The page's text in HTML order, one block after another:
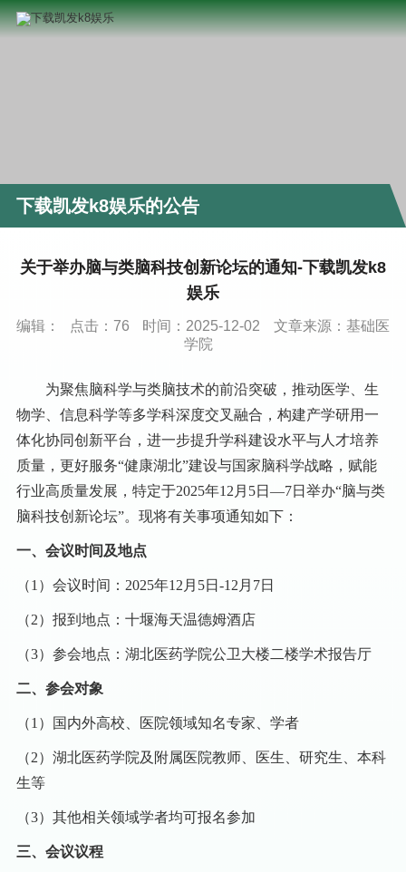
下载凯发k8娱乐的公告
关于举办脑与类脑科技创新论坛的通知-下载凯发k8
娱乐
编辑： 点击： 76 时间：2025-12-02
文章来源：基础医
学院
为聚焦脑科学与类脑技术的前沿突破，推动医学、生
物学、信息科学等多学科深度交叉融合，构建产学研用一
体化协同创新平台，进一步提升学科建设水平与人才培养
质量，更好服务“健康湖北”建设与国家脑科学战略，赋能
行业高质量发展，特定于2025年12月5日—7日举办“脑与类
脑科技创新论坛”。现将有关事项通知如下：
一、 会议时间及地点
（1） 会议时间： 2025年12月5日-12月7日
（2） 报到地点：十堰海天温德姆酒店
（3） 参会地点：湖北医药学院公卫大楼二楼学术报告厅
二、 参会对象
（1） 国内外高校、医院领域知名专家、学者
（2） 湖北医药学院及附属医院教师、医生、研究生、本科
生等
（3） 其他相关领域学者均可报名参加
三、 会议议程